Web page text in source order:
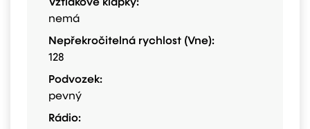
Vztlakové klapky:
nemá
Nepřekročitelná rychlost (Vne):
128
Podvozek:
pevný
Rádio: